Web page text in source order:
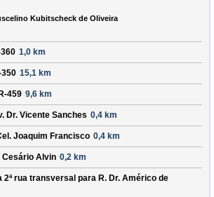
Kubitscheck de Oliveira
1,0 km
350 15,1 km
459 9,6 km
Dr. Vicente Sanches 0,4 km
Joaquim Francisco 0,4 km
Cesário Alvin 0,2 km
2ª rua transversal para R. Dr. Américo de